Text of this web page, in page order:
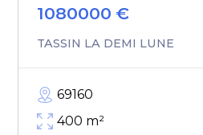
1080000 €
TASSIN LA DEMI LUNE
69160
400 m²